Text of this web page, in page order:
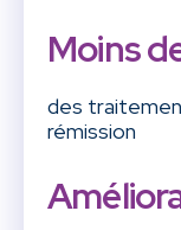
Moins
des
rémission